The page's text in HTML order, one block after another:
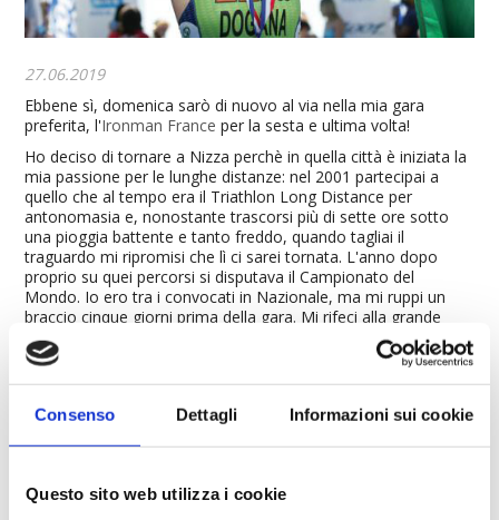
Consenso Dettagli Informazioni sui cookie
Questo sito web utilizza i cookie
27.06.2019
Ebbene sì, domenica sarò di nuovo al via nella mia gara
preferita, l'Ironman France per la sesta e ultima volta!
Ho deciso di tornare a Nizza perchè in quella città è iniziata la
mia passione per le lunghe distanze: nel 2001 partecipai a
quello che al tempo era il Triathlon Long Distance per
antonomasia e, nonostante trascorsi più di sette ore sotto
una pioggia battente e tanto freddo, quando tagliai il
traguardo mi ripromisi che lì ci sarei tornata. L'anno dopo
proprio su quei percorsi si disputava il Campionato del
Mondo. Io ero tra i convocati in Nazionale, ma mi ruppi un
braccio cinque giorni prima della gara. Mi rifeci alla grande
l'anno seguente andando a vincere la Coppa del Mondo di
Triathlon Lungo.
Nel 2005 la gara entrò nel circuito IRONMAN allungando le
distanze, ma mantenendo il suo fastino irresistibile. Ero
iscritta, ma ancora una volta non partecipai a causa di un
ginocchio dolorante. Spostai l'appuntamento con l'esordio
fatidico 25 giugno 2006, giornata storica per il triathlon
italiano con la prima vittoria di sempre nel circuito Ironman